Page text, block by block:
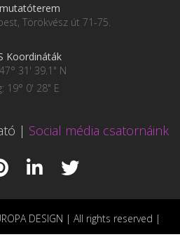
Törökvész út 71-75.
Koordináták
31' 39.1" N
19° 0' 28" E
| Social média csatornáink
DESIGN | All rights reserved |